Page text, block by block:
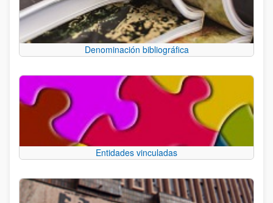
Denominación bibliográfica
Entidades vinculadas